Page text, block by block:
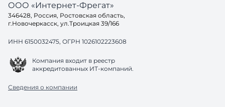
ООО «Интернет-Фрегат»
346428, Россия, Ростовская область,
г.Новочеркасск, ул.Троицкая 39/166
ИНН 6150032475, ОГРН 1026102223608
Компания входит в реестр
аккредитованных ИТ-компаний.
Сведения о компании